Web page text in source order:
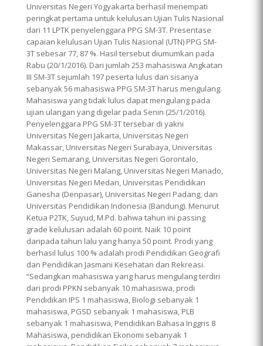
Universitas Negeri Yogyakarta berhasil menempati
peringkat pertama untuk kelulusan Ujian Tulis Nasional
dari 11 LPTK penyelenggara PPG SM-3T. Presentase
capaian kelulusan Ujian Tulis Nasional (UTN) PPG SM-
3T sebesar 77, 87 %. Hasil tersebut diumumkan pada
Rabu (20/1/2016). Dari jumlah 253 mahasiswa Angkatan
III SM-3T sejumlah 197 peserta lulus dan sisanya
sebanyak 56 mahasiswa PPG SM-3T harus mengulang.
Mahasiswa yang tidak lulus dapat mengulang pada
ujian ulangan yang digelar pada Senin (25/1/2016).
Penyelenggara PPG SM-3T tersebar di yakni
Universitas Negeri Jakarta, Universitas Negeri
Makassar, Universitas Negeri Surabaya, Universitas
Negeri Semarang, Universitas Negeri Gorontalo,
Universitas Negeri Malang, Universitas Negeri Manado,
Universitas Negeri Medan, Universitas Pendidikan
Ganesha (Denpasar), Universitas Negeri Padang, dan
Universitas Pendidikan Indonesia (Bandung). Menurut
Ketua P2TK, Suyud, M.Pd. bahwa tahun ini passing
grade kelulusan adalah 60 point. Naik 10 point
daripada tahun lalu yang hanya 50 point. Prodi yang
berhasil lulus 100 % adalah prodi Pendidikan Geografi
dan Pendidikan Jasmani Kesehatan dan Rekreasi.
“Sedangkan mahasiswa yang harus mengulang terdiri
dari prodi PPKN sebanyak 10 mahasiswa, prodi
Pendidikan IPS 1 mahasiswa, Biologi sebanyak 1
mahasiswa, PGSD sebanyak 1 mahasiswa, PLB
sebanyak 1 mahasiswa, Pendidikan Bahasa Inggris 8
Mahasiswa, pendidikan Ekonomi sebanyak 1